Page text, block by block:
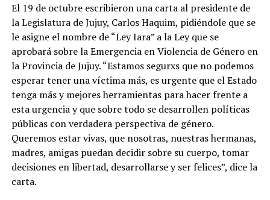
El 19 de octubre escribieron una carta al presidente de
la Legislatura de Jujuy, Carlos Haquim, pidiéndole que se
le asigne el nombre de “Ley Iara” a la Ley que se
aprobará sobre la Emergencia en Violencia de Género en
la Provincia de Jujuy. “Estamos segurxs que no podemos
esperar tener una víctima más, es urgente que el Estado
tenga más y mejores herramientas para hacer frente a
esta urgencia y que sobre todo se desarrollen políticas
públicas con verdadera perspectiva de género.
Queremos estar vivas, que nosotras, nuestras hermanas,
madres, amigas puedan decidir sobre su cuerpo, tomar
decisiones en libertad, desarrollarse y ser felices”, dice la
carta.